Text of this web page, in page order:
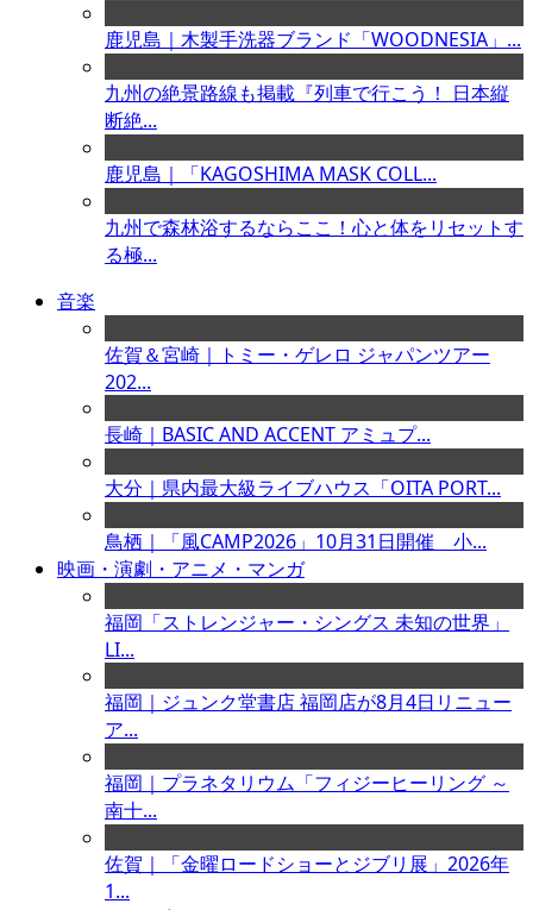
鹿児島｜木製手洗器ブランド「WOODNESIA」...
九州の絶景路線も掲載『列車で行こう！ 日本縦
断絶...
鹿児島｜「KAGOSHIMA MASK COLL...
九州で森林浴するならここ！心と体をリセットす
る極...
音楽
佐賀＆宮崎｜トミー・ゲレロ ジャパンツアー
202...
長崎｜BASIC AND ACCENT アミュプ...
大分｜県内最大級ライブハウス「OITA PORT...
鳥栖｜「風CAMP2026」10月31日開催 小...
映画・演劇・アニメ・マンガ
福岡「ストレンジャー・シングス 未知の世界」
LI...
福岡｜ジュンク堂書店 福岡店が8月4日リニュー
ア...
福岡｜プラネタリウム「フィジーヒーリング ～
南十...
佐賀｜「金曜ロードショーとジブリ展」2026年
1...